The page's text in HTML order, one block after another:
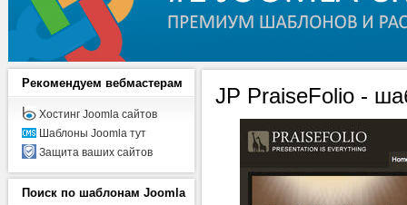
JP PraiseFolio -
Рекомендуем вебмастерам
Хостинг Joomla сайтов
Шаблоны Joomla тут
Защита ваших сайтов
Поиск по шаблонам Joomla